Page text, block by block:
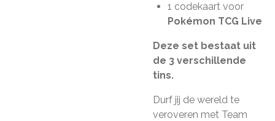
1 codekaart voor
Pokémon TCG Live
Deze set bestaat uit
de 3 verschillende
tins.
Durf jij de wereld te
veroveren met Team